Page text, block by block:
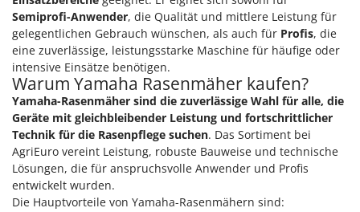
Zinkeneggen
Zubehör für Rasentraktoren
M
M.A.I.BO.
Macom
Macte Ovens
Makita
MAMMAMIA
Marcato
Marina Systems
Master
Semiprofi-Anwender, die Qualität und mittlere Leistung für
gelegentlichen Gebrauch wünschen, als auch für Profis, die
eine zuverlässige, leistungsstarke Maschine für häufige oder
intensive Einsätze benötigen.
Warum Yamaha Rasenmäher kaufen?
Yamaha-Rasenmäher sind die zuverlässige Wahl für alle, die
Geräte mit gleichbleibender Leistung und fortschrittlicher
Technik für die Rasenpflege suchen. Das Sortiment bei
AgriEuro vereint Leistung, robuste Bauweise und technische
Lösungen, die für anspruchsvolle Anwender und Profis
entwickelt wurden.
Die Hauptvorteile von Yamaha-Rasenmähern sind: